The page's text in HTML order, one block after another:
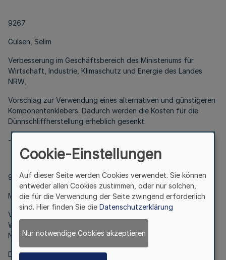
9267
Gülsen, Selim
Verbesserung im Geschäftsbereich des Ministeriums für
Wirtschaft, Industrie, Klimaschutz und Energie des Landes
NRW,
Vorschlag zur Verwendung eines alternativen und günstigeren
Komponentenklebers. Dadurch werden die Kosten für die
Dünnschliffherstellung erheblich gesenkt.
-,-
9273
Matula, Sarah; Hambloch, Claudia; Bielefeld, Katharina
Verbesserung im Geschäftsbereich des Ministeriums für
Wirtschaft, Industrie, Klimaschutz und Energie des Landes
NRW,
Durch die Verwendung geringster Mengen 40-prozentiger
Cookie-Einstellungen
Auf dieser Seite werden Cookies verwendet. Sie können
entweder allen Cookies zustimmen, oder nur solchen,
die für die Verwendung der Seite zwingend erforderlich
sind. Hier finden Sie die Datenschutzerklärung
Nur notwendige Cookies akzeptieren